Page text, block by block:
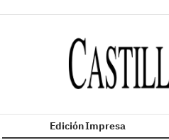
Edición Impresa